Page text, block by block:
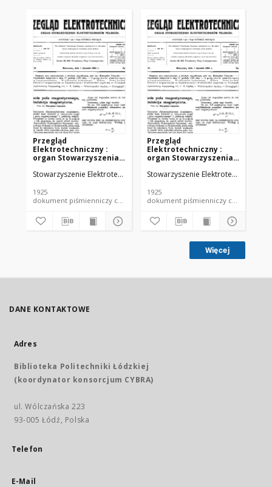
Przegląd
Elektrotechniczny :
organ Stowarzyszenia
Polskich R. VII z. 22
Stowarzyszenie Elektrotechników Polskich.
1925
dokument piśmienniczy czasopismo
Przegląd
Elektrotechniczny :
organ Stowarzyszenia
Polskich R. VII z. 23
Stowarzyszenie Elektrotechników
1925
dokument piśmienniczy czasopismo
Więcej
DANE KONTAKTOWE
Adres
Biblioteka Politechniki Łódzkiej
(koordynator konsorcjum CYBRA)
ul. Wólczańska 223
93-005 Łódź, Polska
Telefon
E-Mail